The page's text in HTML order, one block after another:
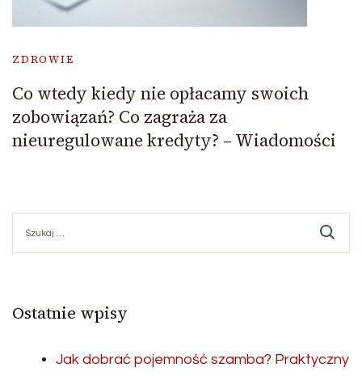
ZDROWIE
Co wtedy kiedy nie opłacamy swoich
zobowiązań? Co zagraża za
nieuregulowane kredyty? – Wiadomości
Ostatnie wpisy
Jak dobrać pojemność szamba? Praktyczny